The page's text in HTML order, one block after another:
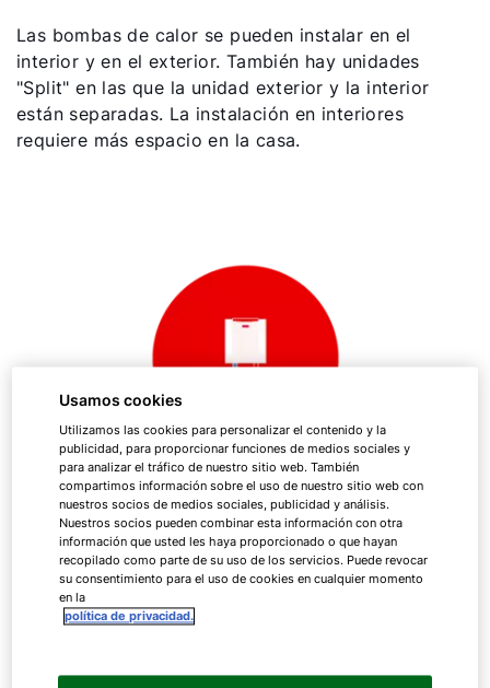
Las bombas de calor se pueden instalar en el
interior y en el exterior. También hay unidades
"Split" en las que la unidad exterior y la interior
están separadas. La instalación en interiores
requiere más espacio en la casa.
Hidrotermia
Usamos cookies
Utilizamos las cookies para personalizar el contenido y la
publicidad, para proporcionar funciones de medios sociales y
para analizar el tráfico de nuestro sitio web. También
compartimos información sobre el uso de nuestro sitio web con
nuestros socios de medios sociales, publicidad y análisis.
Nuestros socios pueden combinar esta información con otra
información que usted les haya proporcionado o que hayan
recopilado como parte de su uso de los servicios. Puede revocar
su consentimiento para el uso de cookies en cualquier momento
en la
política de privacidad.